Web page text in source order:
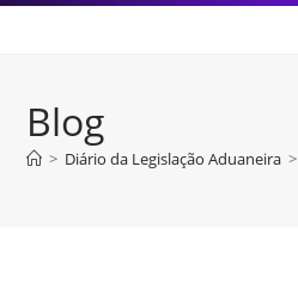
Blog
> Diário da Legislação Aduaneira >